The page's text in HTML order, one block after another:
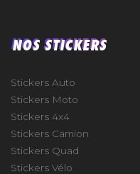
NOS STICKERS
Stickers Auto
Stickers Moto
Stickers 4x4
Stickers Camion
Stickers Quad
Stickers Vélo